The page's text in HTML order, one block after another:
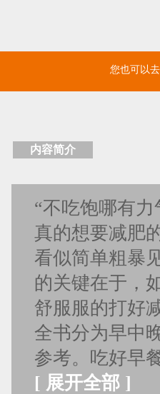
您也可以去
内容简介
“不吃饱哪有
真的想要减肥
看似简单粗暴
的关键在于，
舒服服的打好
全书分为早中
参考。吃好早
[ 展开全部 ]